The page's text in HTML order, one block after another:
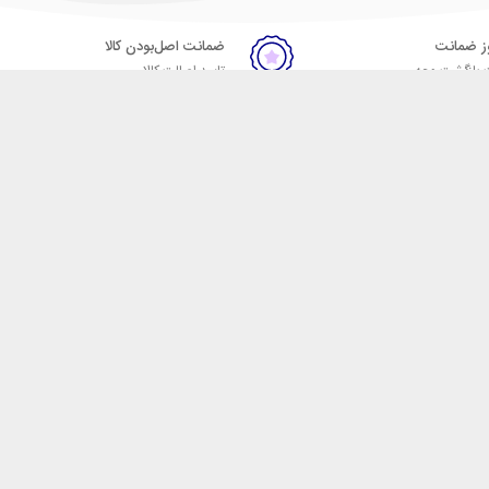
بازگشت وجه
ضمانت اصل‌بودن کالا
تایید اصالت کالا